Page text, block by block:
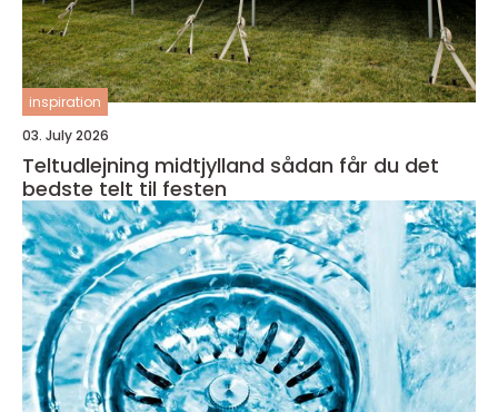
inspiration
03. July 2026
Teltudlejning midtjylland sådan får du det
bedste telt til festen